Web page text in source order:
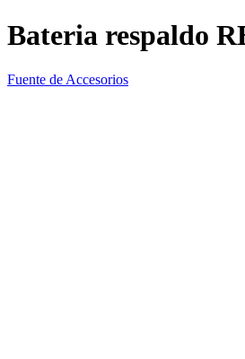
Bateria respaldo
Fuente de Accesorios